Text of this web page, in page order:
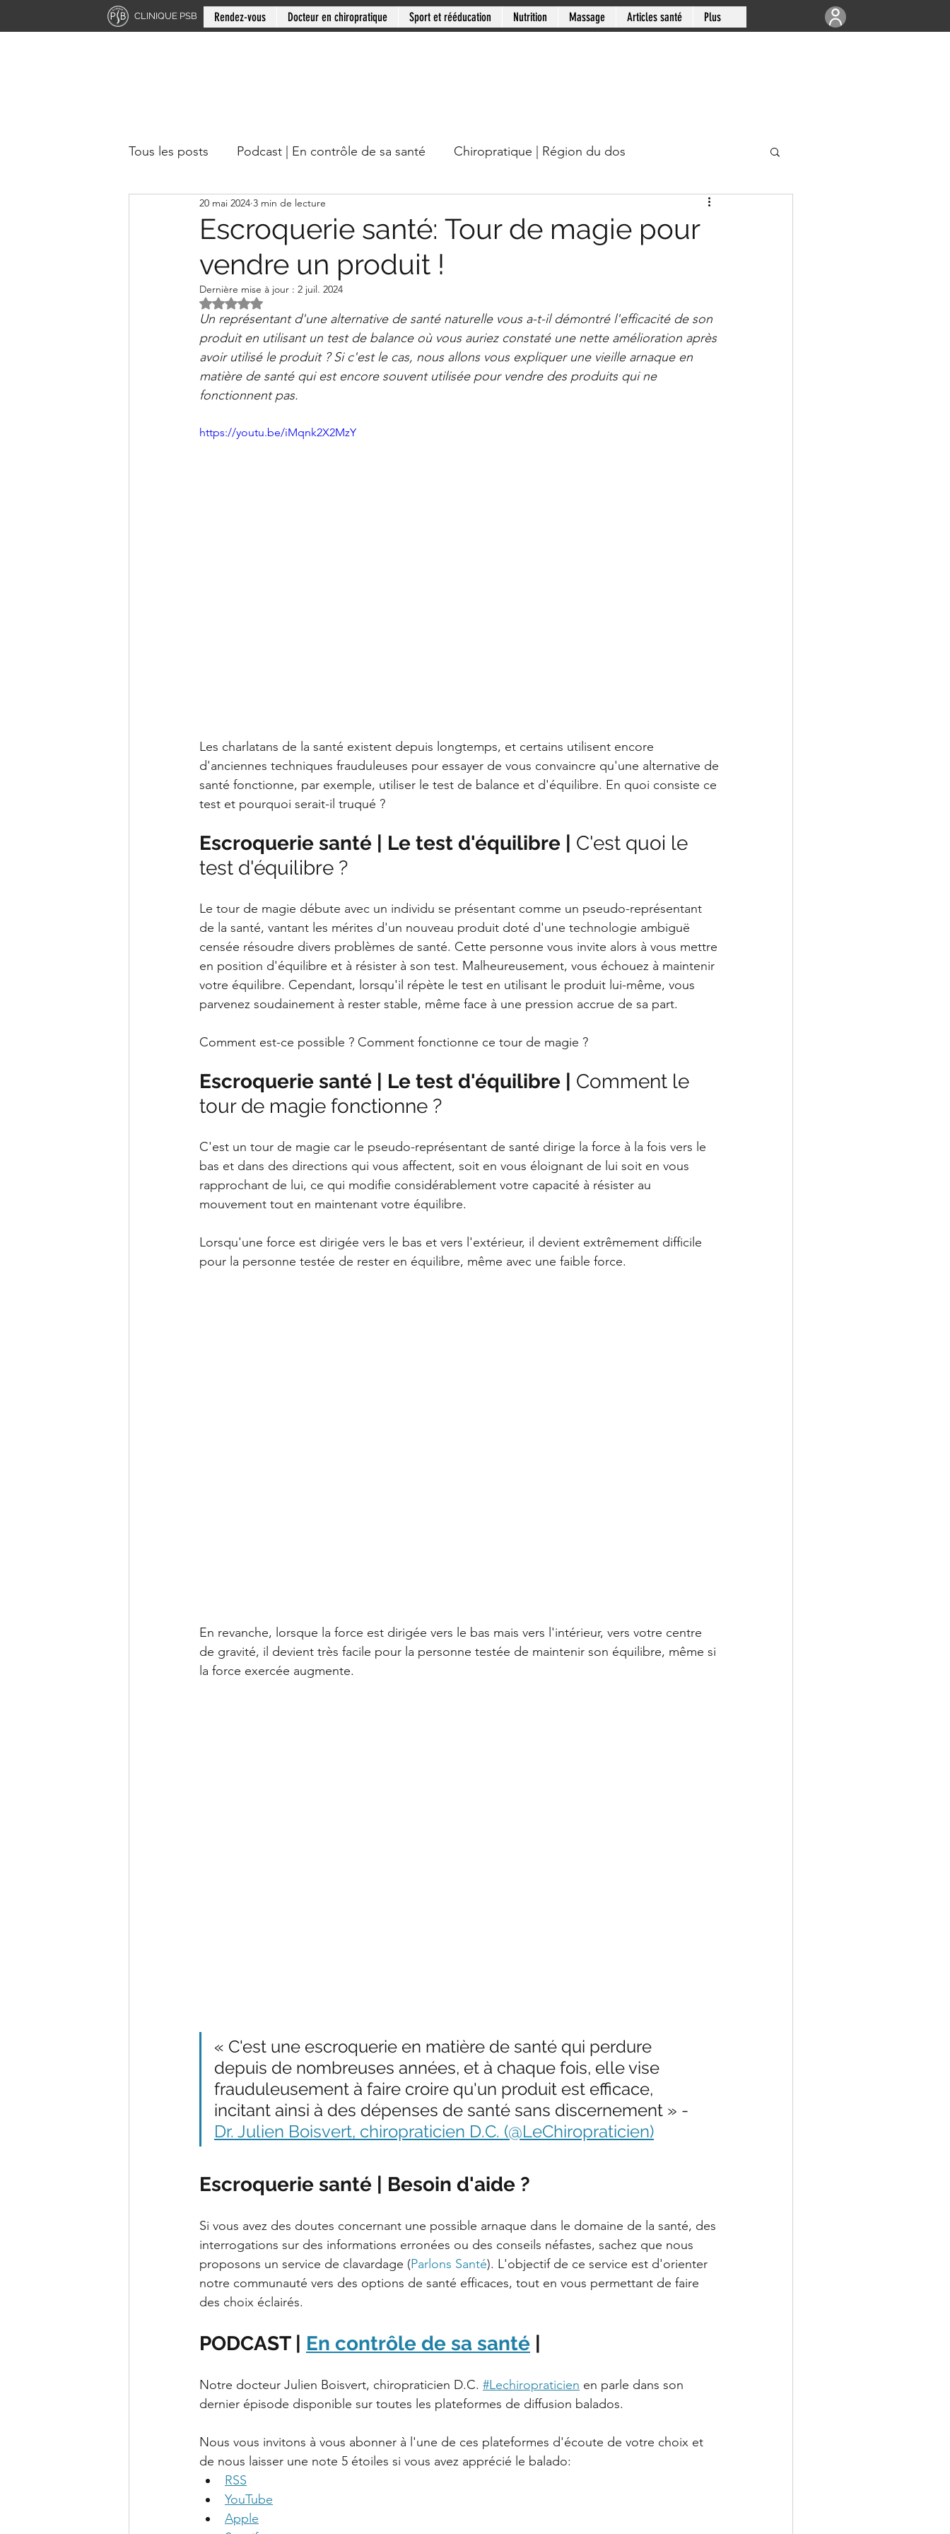
CLINIQUE PSB Rendez-vous Docteur en chiropratique Sport et rééducation Nutrition Massage Articles santé Plus
Tous les posts Podcast | En contrôle de sa santé Chiropratique | Région du dos
Chiropratique | Région du cou Chiropratique | Articulations
Docteur en chiropratique Mini-série: Douleur chronique
Clinique PSB à Sainte-Julie: Offres La Santé Soignée Par Accident
Escroquerie santé: Tour de magie pour
vendre un produit !
20 mai 2024 3 min de lecture
Dernière mise à jour : 2 juil. 2024
Noté NaN étoiles sur 5.
Un représentant d'une alternative de santé naturelle vous a-t-il démontré l'efficacité de son
produit en utilisant un test de balance où vous auriez constaté une nette amélioration après
avoir utilisé le produit ? Si c'est le cas, nous allons vous expliquer une vieille arnaque en
matière de santé qui est encore souvent utilisée pour vendre des produits qui ne
fonctionnent pas.
https://youtu.be/iMqnk2X2MzY
Les charlatans de la santé existent depuis longtemps, et certains utilisent encore
d'anciennes techniques frauduleuses pour essayer de vous convaincre qu'une alternative de
santé fonctionne, par exemple, utiliser le test de balance et d'équilibre. En quoi consiste ce
test et pourquoi serait-il truqué ?
Escroquerie santé | Le test d'équilibre | C'est quoi le
test d'équilibre ?
Le tour de magie débute avec un individu se présentant comme un pseudo-représentant
de la santé, vantant les mérites d'un nouveau produit doté d'une technologie ambiguë
censée résoudre divers problèmes de santé. Cette personne vous invite alors à vous mettre
en position d'équilibre et à résister à son test. Malheureusement, vous échouez à maintenir
votre équilibre. Cependant, lorsqu'il répète le test en utilisant le produit lui-même, vous
parvenez soudainement à rester stable, même face à une pression accrue de sa part.
Comment est-ce possible ? Comment fonctionne ce tour de magie ?
Escroquerie santé | Le test d'équilibre | Comment le
tour de magie fonctionne ?
C'est un tour de magie car le pseudo-représentant de santé dirige la force à la fois vers le
bas et dans des directions qui vous affectent, soit en vous éloignant de lui soit en vous
rapprochant de lui, ce qui modifie considérablement votre capacité à résister au
mouvement tout en maintenant votre équilibre.
Lorsqu'une force est dirigée vers le bas et vers l'extérieur, il devient extrêmement difficile
pour la personne testée de rester en équilibre, même avec une faible force.
En revanche, lorsque la force est dirigée vers le bas mais vers l'intérieur, vers votre centre
de gravité, il devient très facile pour la personne testée de maintenir son équilibre, même si
la force exercée augmente.
« C'est une escroquerie en matière de santé qui perdure
depuis de nombreuses années, et à chaque fois, elle vise
frauduleusement à faire croire qu'un produit est efficace,
incitant ainsi à des dépenses de santé sans discernement » -
Dr. Julien Boisvert, chiropraticien D.C. (@LeChiropraticien)
Escroquerie santé | Besoin d'aide ?
Si vous avez des doutes concernant une possible arnaque dans le domaine de la santé, des
interrogations sur des informations erronées ou des conseils néfastes, sachez que nous
proposons un service de clavardage (Parlons Santé). L'objectif de ce service est d'orienter
notre communauté vers des options de santé efficaces, tout en vous permettant de faire
des choix éclairés.
PODCAST | En contrôle de sa santé |
Notre docteur Julien Boisvert, chiropraticien D.C. #Lechiropraticien en parle dans son
dernier épisode disponible sur toutes les plateformes de diffusion balados.
Nous vous invitons à vous abonner à l'une de ces plateformes d'écoute de votre choix et
de nous laisser une note 5 étoiles si vous avez apprécié le balado:
RSS
YouTube
Apple